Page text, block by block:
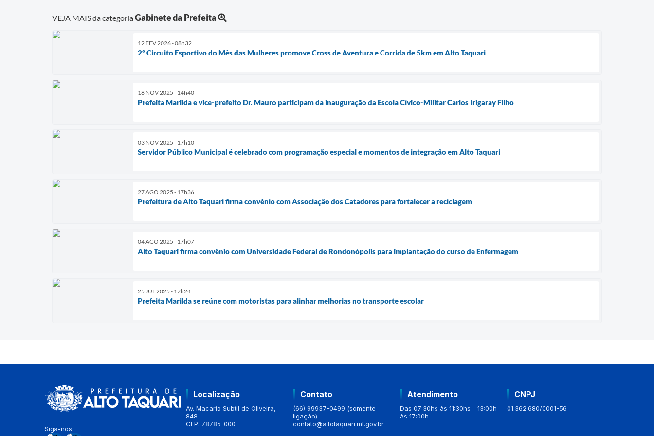
VEJA MAIS da categoriaGabinete da Prefeita
12 FEV 2026 - 08h32
2º Circuito Esportivo do Mês das Mulheres promove Cross de Aventura e Corrida de 5km em Alto Taquari
18 NOV 2025 - 14h40
Prefeita Marilda e vice-prefeito Dr. Mauro participam da inauguração da Escola Cívico-Militar Carlos Irigaray Filho
03 NOV 2025 - 17h10
Servidor Público Municipal é celebrado com programação especial e momentos de integração em Alto Taquari
27 AGO 2025 - 17h36
Prefeitura de Alto Taquari firma convênio com Associação dos Catadores para fortalecer a reciclagem
04 AGO 2025 - 17h07
Alto Taquari firma convênio com Universidade Federal de Rondonópolis para implantação do curso de Enfermagem
25 JUL 2025 - 17h24
Prefeita Marilda se reúne com motoristas para alinhar melhorias no transporte escolar
Siga-nos
Localização
Av. Macario Subtil de Oliveira,
848
CEP: 78785-000
Contato
(66) 99937-0499 (somente
ligação)
contato@altotaquari.mt.gov.br
Atendimento
Das 07:30hs às 11:30hs - 13:00h
às 17:00h
CNPJ
01.362.680/0001-56